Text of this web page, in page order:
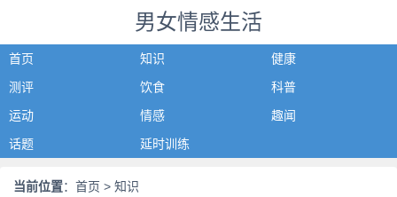
男女情感生活
首页 知识
健康
测评
饮食
科普
运动
情感
趣闻
话题
延时训练
当前位置： 首页 > 知识